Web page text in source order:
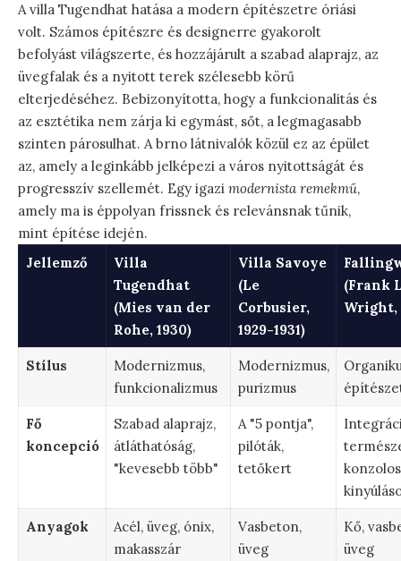
A villa Tugendhat hatása a modern építészetre óriási
volt. Számos építészre és designerre gyakorolt
befolyást világszerte, és hozzájárult a szabad alaprajz, az
üvegfalak és a nyitott terek szélesebb körű
elterjedéséhez. Bebizonyította, hogy a funkcionalitás és
az esztétika nem zárja ki egymást, sőt, a legmagasabb
szinten párosulhat. A brno látnivalók közül ez az épület
az, amely a leginkább jelképezi a város nyitottságát és
progresszív szellemét. Egy igazi modernista remekmű,
amely ma is éppolyan frissnek és relevánsnak tűnik,
mint építése idején.
Jellemző
Villa
Tugendhat
(Mies van der
Rohe, 1930)
Villa Savoye
(Le
Corbusier,
1929-1931)
(Frank
Wright,
Stílus
Modernizmus,
funkcionalizmus
Modernizmus,
purizmus
Fő
koncepció
Szabad alaprajz,
átláthatóság,
"kevesebb több"
A "5 pontja",
pilóták,
tetőkert
konzolos
Anyagok
Acél, üveg, ónix,
makasszár
Vasbeton,
üveg
Kő,
üveg